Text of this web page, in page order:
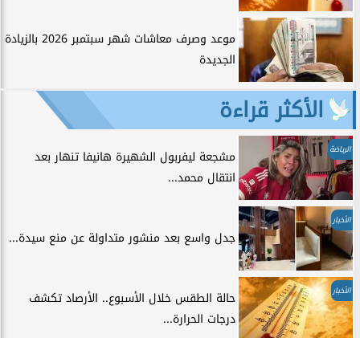
موعد وصرف معاشات شهر سبتمبر 2026 بالزيادة
الجديدة
الأكثر قراءة
الرياضة
مشجعة ليفربول الشهيرة هانيفا تنهار بعد
انتقال محمد...
الأخبار
جدل واسع بعد منشور متداولة عن منع سيدة...
الأخبار
حالة الطقس خلال الأسبوع.. الأرصاد تكشف
درجات الحرارة...